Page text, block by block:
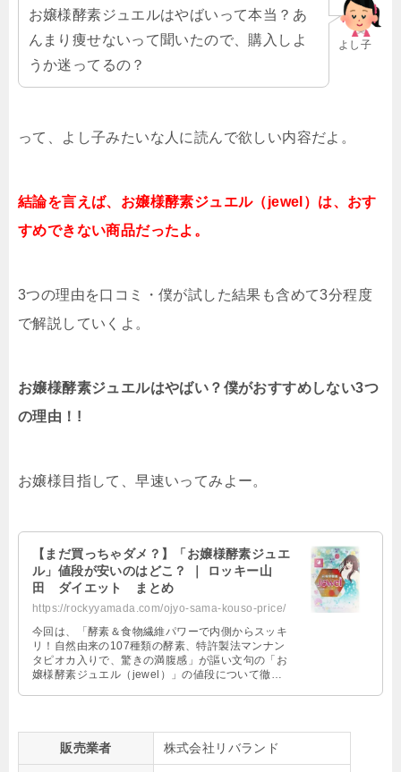
よし子
お嬢様酵素ジュエルはやばいって本当？あ
んまり痩せないって聞いたので、購入しよ
うか迷ってるの？
って、よし子みたいな人に読んで欲しい内容だよ。
結論を言えば、お嬢様酵素ジュエル（jewel）は、おす
すめできない商品だったよ。
3つの理由を口コミ・僕が試した結果も含めて3分程度
で解説していくよ。
お嬢様酵素ジュエルはやばい？僕がおすすめしない3つ
の理由！!
お嬢様目指して、早速いってみよー。
【まだ買っちゃダメ？】「お嬢様酵素ジュエ
ル」値段が安いのはどこ？ ｜ ロッキー山
田 ダイエット まとめ
https://rockyyamada.com/ojyo-sama-kouso-price/
今回は、「酵素＆食物繊維パワーで内側からスッキ
リ！自然由来の107種類の酵素、特許製法マンナン
タピオカ入りで、驚きの満腹感」が謳い文句の「お
嬢様酵素ジュエル（jewel）」の値段について徹底
販売業者 株式会社リバランド